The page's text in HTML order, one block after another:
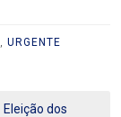
, URGENTE
Eleição dos